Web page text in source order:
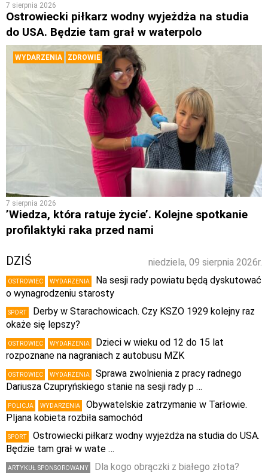
7 sierpnia 2026
Ostrowiecki piłkarz wodny wyjeżdża na studia
do USA. Będzie tam grał w waterpolo
WYDARZENIA ZDROWIE
7 sierpnia 2026
’Wiedza, która ratuje życie’. Kolejne spotkanie
profilaktyki raka przed nami
niedziela, 09 sierpnia 2026r.
DZIŚ
OSTROWIEC WYDARZENIA
Na sesji rady powiatu będą dyskutować
o wynagrodzeniu starosty
SPORT
Derby w Starachowicach. Czy KSZO 1929 kolejny raz
okaże się lepszy?
OSTROWIEC WYDARZENIA
Dzieci w wieku od 12 do 15 lat
rozpoznane na nagraniach z autobusu MZK
OSTROWIEC WYDARZENIA
Sprawa zwolnienia z pracy radnego
Dariusza Czupryńskiego stanie na sesji rady p …
POLICJA WYDARZENIA
Obywatelskie zatrzymanie w Tarłowie.
PIjana kobieta rozbiła samochód
SPORT
Ostrowiecki piłkarz wodny wyjeżdża na studia do USA.
Będzie tam grał w wate …
ARTYKUŁ SPONSOROWANY
Dla kogo obrączki z białego złota?